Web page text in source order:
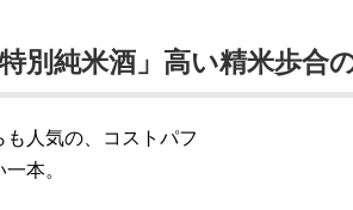
特別純米酒」高い精米歩合
も人気の、コストパフ
本。